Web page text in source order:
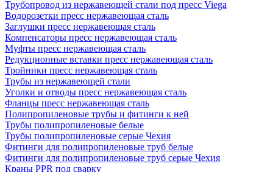
Трубопровод из нержавеющей стали под пресс Viega
Водорозетки пресс нержавеющая сталь
Заглушки пресс нержавеющая сталь
Компенсаторы пресс нержавеющая сталь
Муфты пресс нержавеющая сталь
Редукционные вставки пресс нержавеющая сталь
Тройники пресс нержавеющая сталь
Трубы из нержавеющей стали
Уголки и отводы пресс нержавеющая сталь
Фланцы пресс нержавеющая сталь
Полипропиленовые трубы и фитинги к ней
Трубы полипропиленовые белые
Трубы полипропиленовые серые Чехия
Фитинги для полипропиленовые труб белые
Фитинги для полипропиленовые труб серые Чехия
Краны PPR под сварку